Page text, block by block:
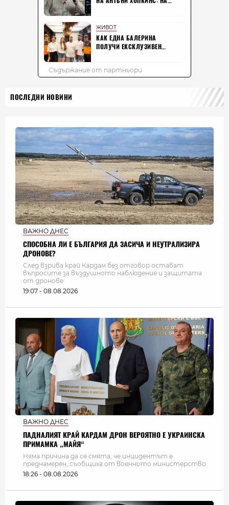
ПОСЛЕДНИ НОВИНИ
ВАЖНО ДНЕС
СПОСОБНА ЛИ Е БЪЛГАРИЯ ДА ЗАСИЧА И НЕУТРАЛИЗИРА
ДРОНОВЕ?
След взрива край Кардам без отговор остават
въпросите за въздушното наблюдение и защитата
от дронове
19:07 - 08.08.2026
ВАЖНО ДНЕС
ПАДНАЛИЯТ КРАЙ КАРДАМ ДРОН ВЕРОЯТНО Е УКРАИНСКА
ПРИМАМКА „МАЙЯ“
Няма причина да се смята, че инцидентът е
преднамерен, съобщиха от военното министерство
18:26 - 08.08.2026